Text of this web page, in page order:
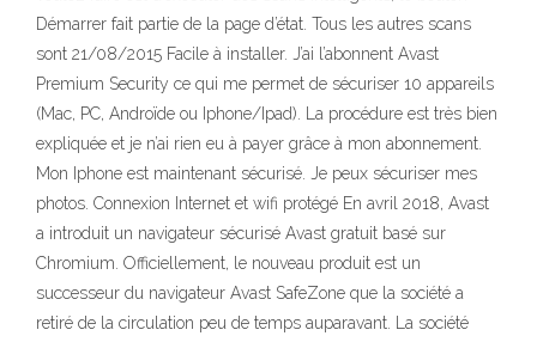
Démarrer fait partie de la page d’état. Tous les autres scans
sont 21/08/2015 Facile à installer. J’ai l’abonnent Avast
Premium Security ce qui me permet de sécuriser 10 appareils
(Mac, PC, Androïde ou Iphone/Ipad). La procédure est très bien
expliquée et je n’ai rien eu à payer grâce à mon abonnement.
Mon Iphone est maintenant sécurisé. Je peux sécuriser mes
photos. Connexion Internet et wifi protégé En avril 2018, Avast
a introduit un navigateur sécurisé Avast gratuit basé sur
Chromium. Officiellement, le nouveau produit est un
successeur du navigateur Avast SafeZone que la société a
retiré de la circulation peu de temps auparavant. La société